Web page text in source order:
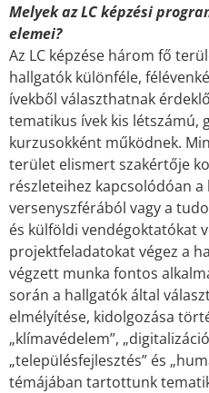
Melyek az LC képzési
elemei?
Az LC képzése három fő
hallgatók különféle,
ívekből választhatnak
tematikus ívek kis létszámú,
kurzusokként működnek.
terület elismert szakértője
részleteihez kapcsolódóan a
versenyszférából vagy a
és külföldi vendégoktatókat
projektfeladatokat végez a
végzett munka fontos
során a hallgatók által
elmélyítése, kidolgozása
„klímavédelem”,
„településfejlesztés” és
témájában tartottunk